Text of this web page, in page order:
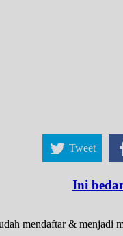
Tweet
Ini
mendaftar & menjadi